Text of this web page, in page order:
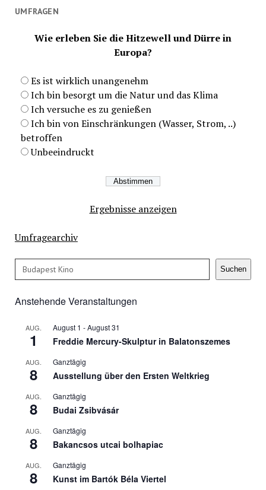
UMFRAGEN
Wie erleben Sie die Hitzewell und Dürre in
Europa?
Es ist wirklich unangenehm
Ich bin besorgt um die Natur und das Klima
Ich versuche es zu genießen
Ich bin von Einschränkungen (Wasser, Strom, ..)
betroffen
Unbeeindruckt
Ergebnisse anzeigen
Umfragearchiv
Suchen Suchen
Anstehende Veranstaltungen
AUG.
1
August 1 -August 31
Freddie Mercury-Skulptur in Balatonszemes
AUG.
8
Ganztägig
Ausstellung über den Ersten Weltkrieg
AUG.
8
Ganztägig
Budai Zsibvásár
AUG.
8
Ganztägig
Bakancsos utcai bolhapiac
AUG.
8
Ganztägig
Kunst im Bartók Béla Viertel